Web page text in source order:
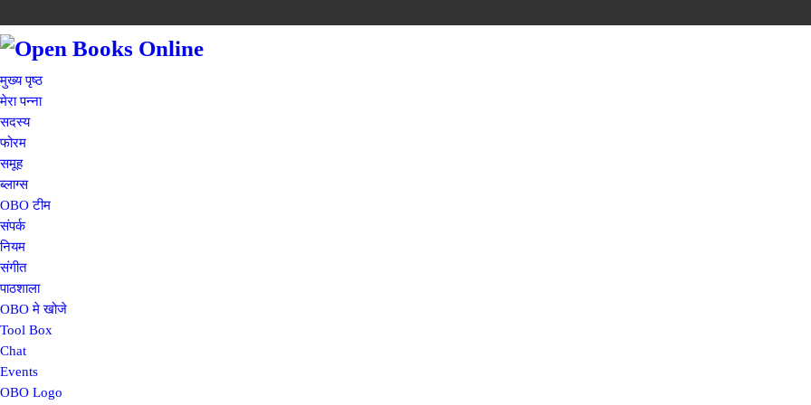
मुख्य पृष्ठ
मेरा पन्ना
सदस्य
फोरम
समूह
ब्लाग्स
OBO टीम
संपर्क
नियम
संगीत
पाठशाला
OBO मे खोजे
Tool Box
Chat
Events
OBO Logo